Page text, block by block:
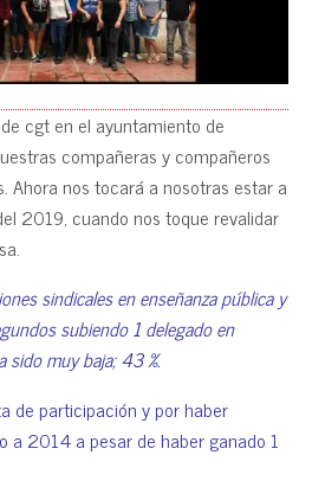
cgt en el ayuntamiento de
compañeras y compañeros
Ahora nos tocará a nosotras estar a
2019, cuando nos toque revalidar
sindicales en enseñanza pública y
subiendo 1 delegado en
sido muy baja; 43 %.
de participación y por haber
a 2014 a pesar de haber ganado 1